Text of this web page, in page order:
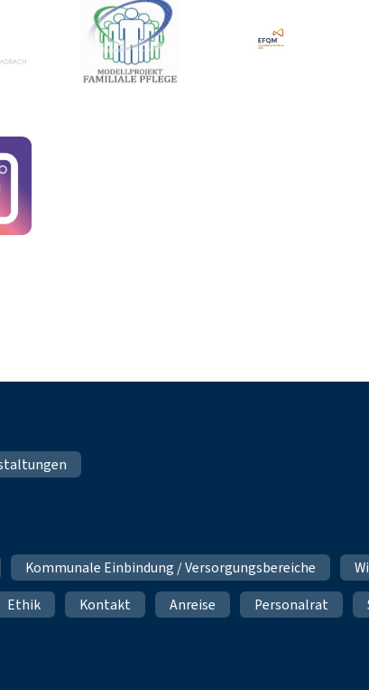
Kommunale Einbindung / Versorgungsbereiche
Ethik Kontakt Anreise Personalrat